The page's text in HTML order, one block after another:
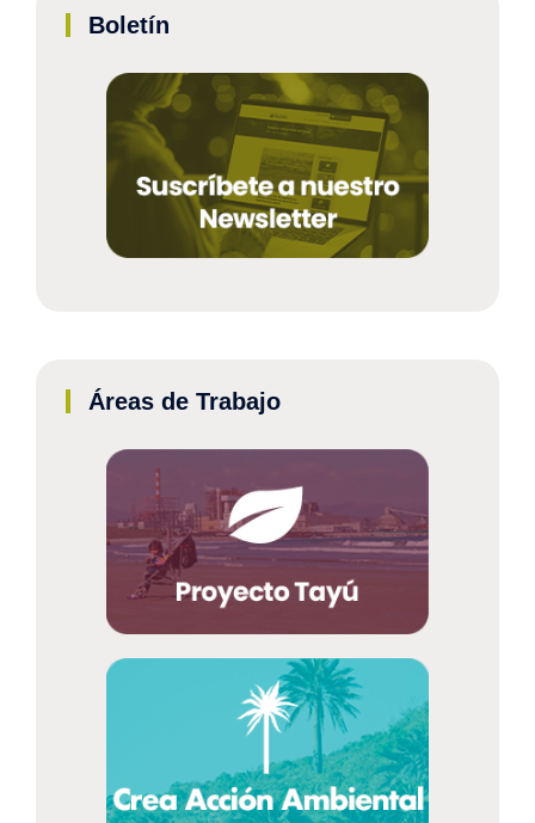
Boletín
Áreas de Trabajo